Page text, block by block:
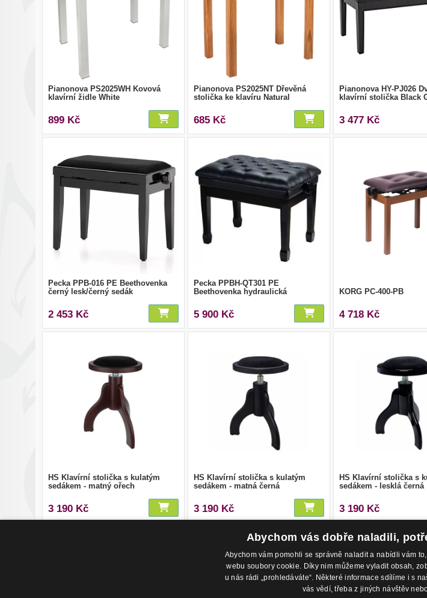
Pianonova PS2025WH Kovová
klavírní židle White
899 Kč
Pianonova PS2025NT Dřevěná
stolička ke klavíru Natural
685 Kč
Pianonova HY-PJ026
klavírní stolička Black
3 477 Kč
Pecka PPB-016 PE Beethovenka
černý lesk/černý sedák
2 453 Kč
Pecka PPBH-QT301 PE
Beethovenka hydraulická
5 900 Kč
KORG PC-400-PB
4 718 Kč
HS Klavírní stolička s kulatým
sedákem - matný ořech
3 190 Kč
HS Klavírní stolička s kulatým
sedákem - matná černá
3 190 Kč
HS Klavírní stolička s
sedákem - lesklá černá
3 190 Kč
1 2 3
Kontakty
Abychom vás dobře naladili,
Abychom vám pomohli se správně naladit a nabídli vám
webu soubory cookie. Díky nim můžeme vyladit obsah,
u nás rádi „prohledáváte“. Některé informace sdílíme i s
vás vědí, třeba z jiných návštěv